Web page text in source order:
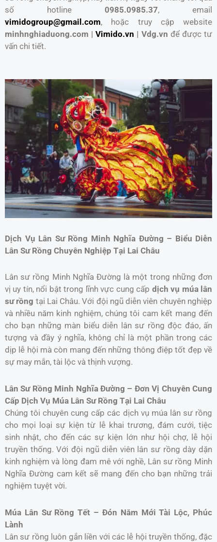
số hotline 0985.0985.37, email
vimidogroup@gmail.com, hoặc truy cập website
minhnghiaduong.com |Vimido.vn | Vdg.vn để được tư
vấn chi tiết.
Dịch Vụ Lân Sư Rồng Minh Nghĩa Đường – Biểu Diễn
Lân Sư Rồng Chuyên Nghiệp Tại Lai Châu
Lân sư rồng Minh Nghĩa Đường là một trong những đơn
vị uy tín, nổi bật trong lĩnh vực cung cấp dịch vụ múa lân
sư rồng tại Lai Châu. Với đội ngũ diễn viên chuyên nghiệp
và nhiều năm kinh nghiệm, chúng tôi cam kết mang đến
cho bạn những màn biểu diễn lân sư rồng độc đáo, ấn
tượng và đầy ý nghĩa, không chỉ là một phần trong các
dịp lễ hội mà còn mang đến những thông điệp tốt đẹp về
sự may mắn, tài lộc và thịnh vượng.
Lân Sư Rồng Minh Nghĩa Đường – Đơn Vị Chuyên Cung
Cấp Dịch Vụ Múa Lân Sư Rồng Tại Lai Châu
Chúng tôi chuyên cung cấp các dịch vụ múa lân sư rồng
cho mọi loại sự kiện từ lễ khai trương, đám cưới, tiệc
sinh nhật, cho đến các sự kiện lớn như hội chợ, lễ hội
truyền thống. Với đội ngũ diễn viên lân sư rồng dày dặn
kinh nghiệm và lòng đam mê với nghề, Lân sư rồng Minh
Nghĩa Đường cam kết sẽ mang đến cho bạn những trải
nghiệm tuyệt vời.
Múa Lân Sư Rồng Tết – Đón Năm Mới Tài Lộc, Phúc
Lành
Lân sư rồng luôn gắn liền với các lễ hội truyền thống, đặc